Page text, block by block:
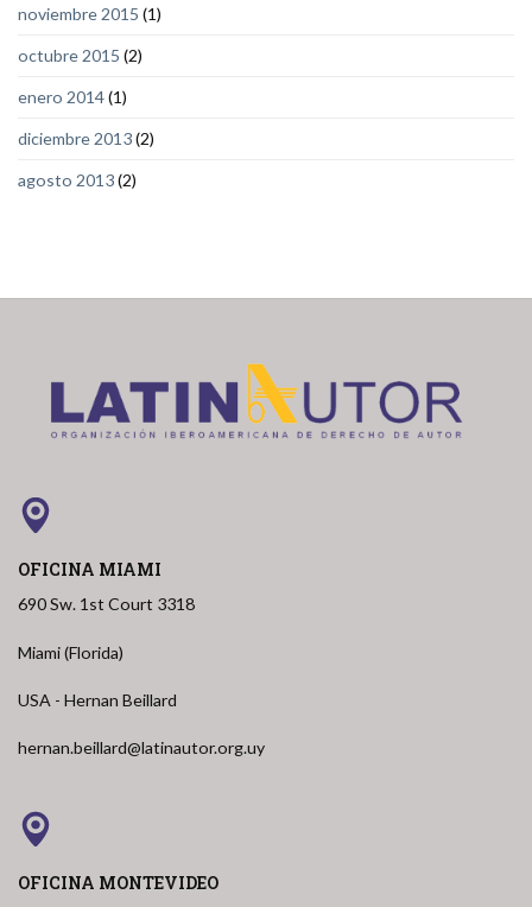
noviembre 2015 (1)
octubre 2015 (2)
enero 2014(1)
diciembre 2013(2)
agosto 2013(2)
OFICINA MIAMI
690 Sw. 1st Court 3318
Miami (Florida)
USA - Hernan Beillard
hernan.beillard@latinautor.org.uy
OFICINA MONTEVIDEO